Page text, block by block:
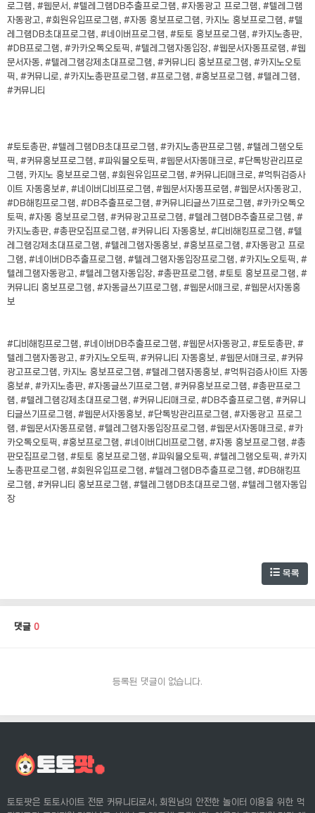
로그램, #웹문서, #텔레그램DB추출프로그램, #자동광고 프로그램, #텔레그램
자동광고, #회원유입프로그램, #자동 홍보프로그램, 카지노 홍보프로그램, #텔
레그램DB초대프로그램, #네이버프로그램, #토토 홍보프로그램, #카지노총판,
#DB프로그램, #카카오톡오토픽, #텔레그램자동입장, #웹문서자동프로램, #웹
문서자동, #텔레그램강제초대프로그램, #커뮤니티 홍보프로그램, #카지노오토
픽, #커뮤니로, #카지노총판프로그램, #프로그램, #홍보프로그램, #텔레그램,
#커뮤니티
#토토총판, #텔레그램DB초대프로그램, #카지노총판프로그램, #텔레그램오토
픽, #커뮤홍보프로그램, #파워볼오토픽, #웹문서자동매크로, #단톡방관리프로
그램, 카지노 홍보프로그램, #회원유입프로그램, #커뮤니티매크로, #먹튀검증사
이트 자동홍보#, #네이버디비프로그램, #웹문서자동프로램, #웹문서자동광고,
#DB해킹프로그램, #DB추출프로그램, #커뮤니티글쓰기프로그램, #카카오톡오
토픽, #자동 홍보프로그램, #커뮤광고프로그램, #텔레그램DB추출프로그램, #
카지노총판, #총판모집프로그램, #커뮤니티 자동홍보, #디비해킹프로그램, #텔
레그램강제초대프로그램, #텔레그램자동홍보, #홍보프로그램, #자동광고 프로
그램, #네이버DB추출프로그램, #텔레그램자동입장프로그램, #카지노오토픽, #
텔레그램자동광고, #텔레그램자동입장, #총판프로그램, #토토 홍보프로그램, #
커뮤니티 홍보프로그램, #자동글쓰기프로그램, #웹문서매크로, #웹문서자동홍
보
#디비해킹프로그램, #네이버DB추출프로그램, #웹문서자동광고, #토토총판, #
텔레그램자동광고, #카지노오토픽, #커뮤니티 자동홍보, #웹문서매크로, #커뮤
광고프로그램, 카지노 홍보프로그램, #텔레그램자동홍보, #먹튀검증사이트 자동
홍보#, #카지노총판, #자동글쓰기프로그램, #커뮤홍보프로그램, #총판프로그
램, #텔레그램강제초대프로그램, #커뮤니티매크로, #DB추출프로그램, #커뮤니
티글쓰기프로그램, #웹문서자동홍보, #단톡방관리프로그램, #자동광고 프로그
램, #웹문서자동프로램, #텔레그램자동입장프로그램, #웹문서자동매크로, #카
카오톡오토픽, #홍보프로그램, #네이버디비프로그램, #자동 홍보프로그램, #총
판모집프로그램, #토토 홍보프로그램, #파워볼오토픽, #텔레그램오토픽, #카지
노총판프로그램, #회원유입프로그램, #텔레그램DB추출프로그램, #DB해킹프
로그램, #커뮤니티 홍보프로그램, #텔레그램DB초대프로그램, #텔레그램자동입
장
목록
댓글 0
등록된 댓글이 없습니다.
토토팟은 토토사이트 전문 커뮤니티로서, 회원님의 안전한 놀이터 이용을 위한 먹